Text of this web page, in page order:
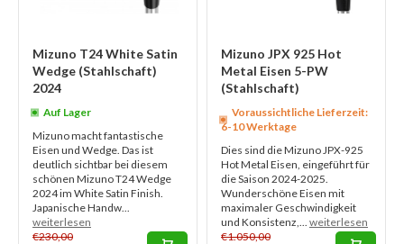
Mizuno T24 White Satin
Wedge (Stahlschaft)
2024
Auf Lager
Mizuno macht fantastische
Eisen und Wedge. Das ist
deutlich sichtbar bei diesem
schönen Mizuno T24 Wedge
2024 im White Satin Finish.
Japanische Handw...
weiterlesen
€230,00
Mizuno JPX 925 Hot
Metal Eisen 5-PW
(Stahlschaft)
Voraussichtliche Lieferzeit:
6-10 Werktage
Dies sind die Mizuno JPX-925
Hot Metal Eisen, eingeführt für
die Saison 2024-2025.
Wunderschöne Eisen mit
maximaler Geschwindigkeit
und Konsistenz,... weiterlesen
€1.050,00